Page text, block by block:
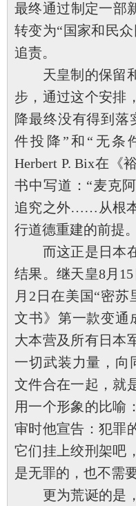
最终通过制定一部
转变为“国家和民
追责。
天皇制的保留和
步，通过这个安排
降最终没有得到落
件投降”和“无条
Herbert P. Bix在《
书中写道：“麦克
追究之外……从根
行道德重建的前提
而这正是日本在
结果。继天皇8月
月2日在美国“密
文书》第一款变通
大本营及所有日本
一切武装力量，向
文件合在一起，就
用一个形象的比喻
审时他宣告：犯罪
它们挂上绞刑架吧
是无罪的，也不需
更为荒诞的是，